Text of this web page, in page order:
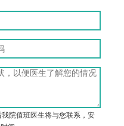
我院值班医生将与您联系，安